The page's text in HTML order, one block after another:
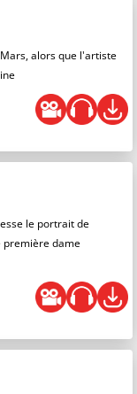
alors que l'artiste
le portrait de
première dame